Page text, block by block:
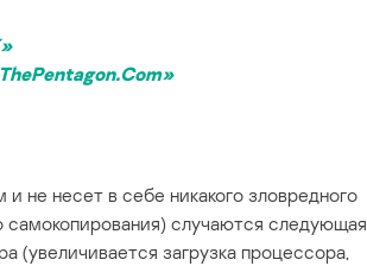
не несет в себе никакого зловредного
самокопирования) случаются следующая
(увеличивается загрузка процессора,